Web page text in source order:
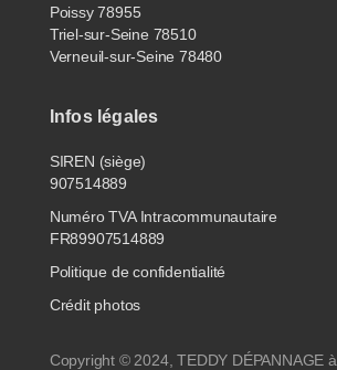
Poissy 78955
Triel-sur-Seine 78510
Verneuil-sur-Seine 78480
Infos légales
SIREN (siège)
907514889
Numéro TVA Intracommunautaire
FR89907514889
Politique de confidentialité
Crédit photos
Copyright © 2024, TEDDY DÉPANNAGE à